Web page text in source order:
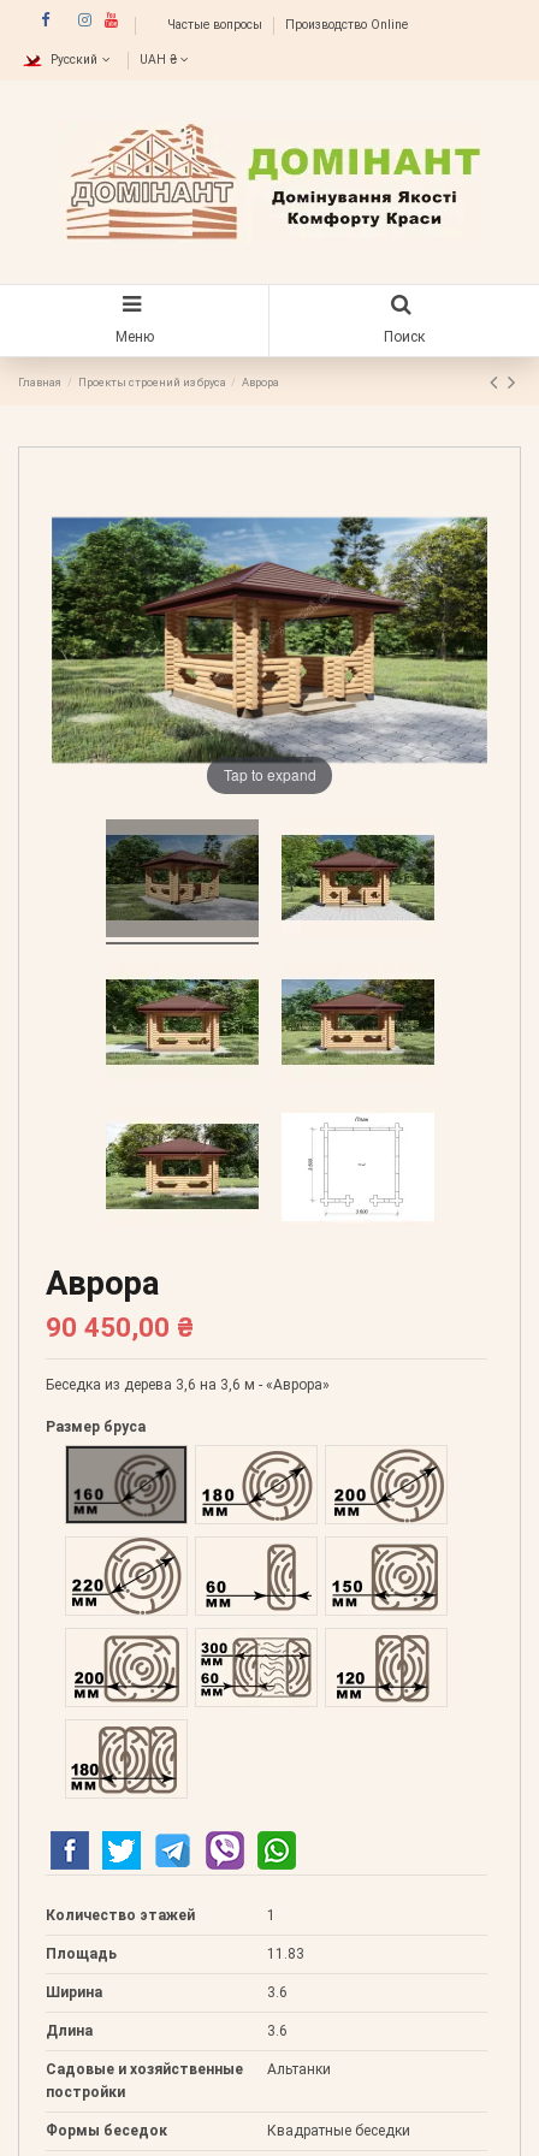
Частые вопросы Производство Online
Русский UAH ₴
Меню Поиск
Главная Проекты строений из бруса Аврора
Tap to expand
Аврора
90 450,00 ₴
Беседка из дерева 3,6 на 3,6 м - «Аврора»
Размер бруса
Оцилиндрованний 160Оцилиндрованний 180Оцилиндрованний
Оцилиндрованний 220Профилированний 60Профилированний
Профилированний 200Двойной 300 Клееный 120
Клееный 180
Количество этажей 1
Площадь 11.83
Ширина 3.6
Длина 3.6
Садовые и хозяйственные
постройки
Альтанки
Формы беседок Квадратные беседки